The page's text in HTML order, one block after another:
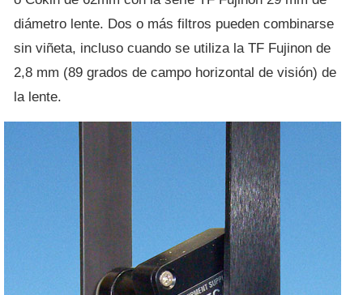
diámetro lente. Dos o más filtros pueden combinarse
sin viñeta, incluso cuando se utiliza la TF Fujinon de
2,8 mm (89 grados de campo horizontal de visión) de
la lente.